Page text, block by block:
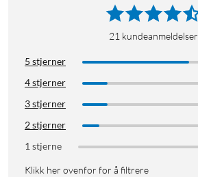
21 kundeanmeldelser
5 stjerner
4 stjerner
3 stjerner
2 stjerner
1 stjerne
Klikk her ovenfor for å filtrere